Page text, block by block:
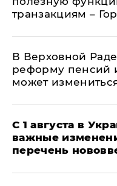
транзакциям –
В Верховной
реформу пенсий
может
С 1 августа в
важные
перечень